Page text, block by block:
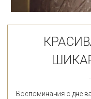
Воспоминания о дне